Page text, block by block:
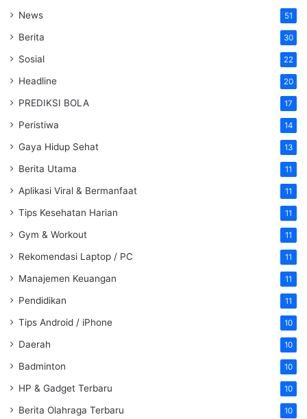
News 51
Berita 30
Sosial 22
Headline 20
PREDIKSI BOLA 17
Peristiwa 14
Gaya Hidup Sehat 13
Berita Utama 11
Aplikasi Viral & Bermanfaat 11
Tips Kesehatan Harian 11
Gym & Workout 11
Rekomendasi Laptop / PC 11
Manajemen Keuangan 11
Pendidikan 11
Tips Android / iPhone 10
Daerah 10
Badminton 10
HP & Gadget Terbaru 10
Berita Olahraga Terbaru 10